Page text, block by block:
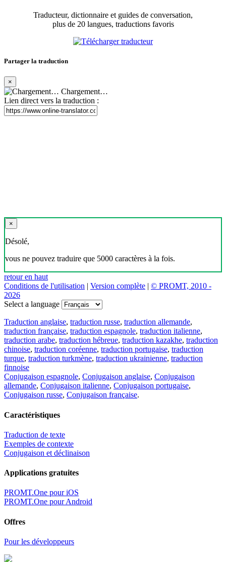
Traducteur, dictionnaire et guides de conversation,
plus de 20 langues, traductions favoris
Partager la traduction
×
Chargement…
Lien direct vers la traduction :
×
Désolé,
vous ne pouvez traduire que 5000 caractères à la fois.
retour en haut
Conditions de l'utilisation | Version complète | © PROMT, 2010 -
2026
Select a language
Traduction anglaise, traduction russe, traduction allemande,
traduction française, traduction espagnole, traduction italienne,
traduction arabe, traduction hébreue, traduction kazakhe, traduction
chinoise, traduction coréenne, traduction portugaise, traduction
turque, traduction turkmène, traduction ukrainienne, traduction
finnoise
Conjugaison espagnole, Conjugaison anglaise, Conjugaison
allemande, Conjugaison italienne, Conjugaison portugaise,
Conjugaison russe, Conjugaison française.
Caractéristiques
Traduction de texte
Exemples de contexte
Conjugaison et déclinaison
Applications gratuites
PROMT.One pour iOS
PROMT.One pour Android
Offres
Pour les développeurs